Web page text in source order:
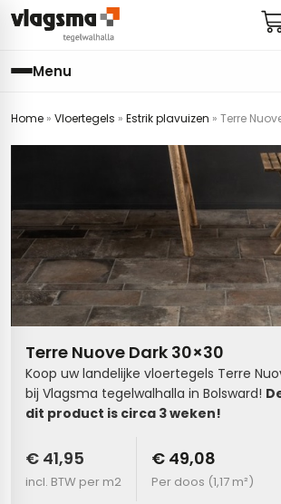
Menu
Home » Vloertegels » Estrik plavuizen » Terre
Terre Nuove Dark 30×30
Koop uw landelijke vloertegels Terre
bij Vlagsma tegelwalhalla in Bolsward!
dit product is circa 3 weken!
€ 41,95
incl. BTW per m2
€ 49,08
Per doos (1,17 m²)
badkamer
hal
keuken
toilet
woonkamer
(kloostertegels)
badkamer
bijkeuken
keuken
hal
toilet
(tot €25)